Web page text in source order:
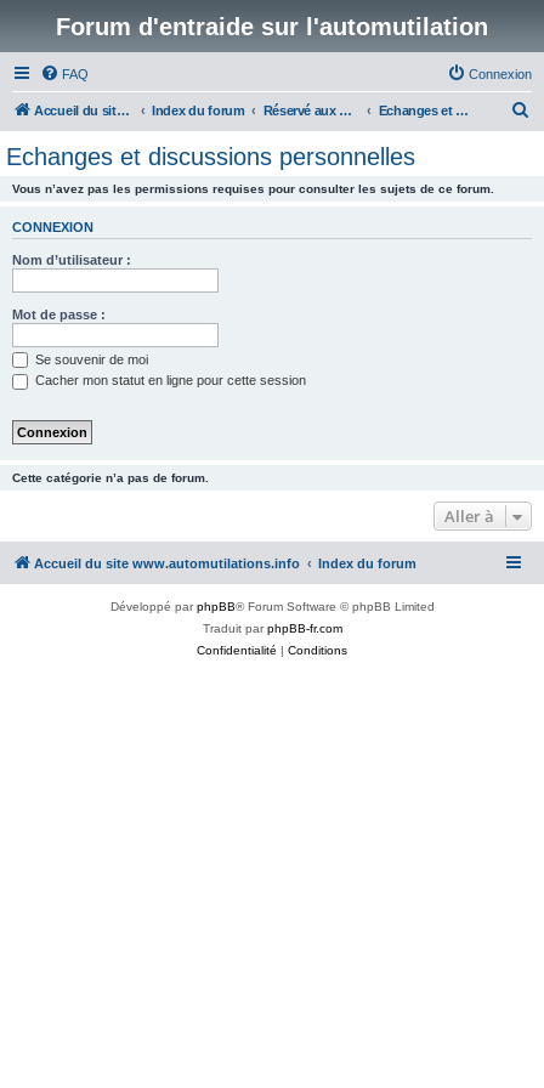
Forum d'entraide sur l'automutilation
FAQ Connexion
Accueil du site www.automutilations.info Index du forum Réservé aux membres Echanges et discussions personnelles
Echanges et discussions personnelles
Vous n’avez pas les permissions requises pour consulter les sujets de ce forum.
CONNEXION
Nom d’utilisateur :
Mot de passe :
Se souvenir de moi
Cacher mon statut en ligne pour cette session
Cette catégorie n’a pas de forum.
Aller à
Accueil du site www.automutilations.info Index du forum
Développé parphpBB® Forum Software © phpBB Limited
Traduit parphpBB-fr.com
Confidentialité | Conditions